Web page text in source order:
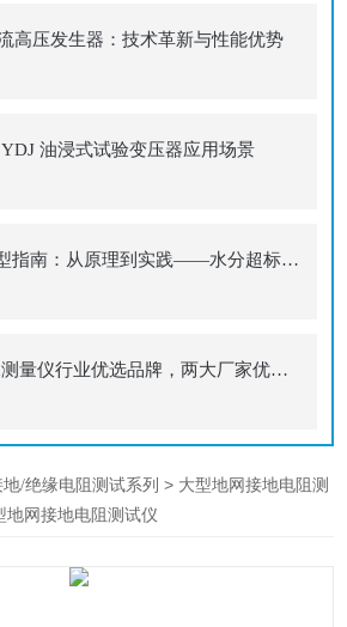
高压发生器：技术革新与性能优势
油浸式试验变压器应用场景
SF6微水测试仪 选型指南：从原理到实践——水分超标的隐形杀手
国网严选，sf6微水测量仪行业优选品牌，两大厂家优势解析
地/绝缘电阻测试系列 > 大型地网接地电阻测
地网接地电阻测试仪